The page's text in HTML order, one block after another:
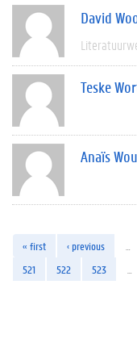
David
Teske
Anaïs
« first ‹ previous
521
522 523